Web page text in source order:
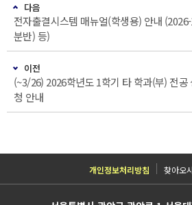
다음
전자출결시스템 매뉴얼(학생용) 안내
분반) 등)
이전
(~3/26) 2026학년도 1학기 타 학과(부) 전
청 안내
개인정보처리방침 찾아오